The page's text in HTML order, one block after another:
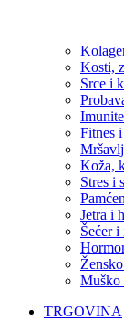
Kosti,
Srce i
Fitnes
Koža,
Stres i
Jetra i
Šećer
Muško
TRGOVINA